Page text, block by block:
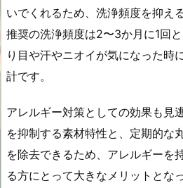
いでくれるため、洗浄頻度を抑え
推奨の洗浄頻度は2〜3か月に1回
り目や汗やニオイが気になった時
計です。
アレルギー対策としての効果も見
を抑制する素材特性と、定期的な
を除去できるため、アレルギーを
る方にとって大きなメリットとな